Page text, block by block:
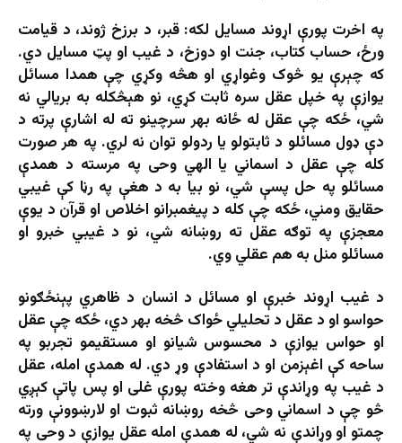
په اخرت پورې اړوند مسایل لکه: قبر، د برزخ ژوند، د قیامت
ورځ، حساب کتاب، جنت او دوزخ، د غیب او پټ مسایل دي.
که چېرې یو څوک وغواړي او هڅه وکړي چې همدا مسائل
یوازې په خپل عقل سره ثابت کړي، نو هېڅکله به بریالي نه
شي، ځکه چې عقل له ځانه بهر سرچینو ته له اشارې پرته د
دې ډول مسائلو د ثابتولو یا ردولو توان نه لري. په هر صورت
کله چې عقل د اسماني یا الهي وحی په مرسته د همدې
مسائلو په حل پسې شي، نو بیا به د هغې په رڼا کې غیبي
حقایق ومني، ځکه چې کله د پیغمبرانو اخلاص او قرآن د یوې
معجزې په توګه عقل ته روښانه شي، نو د غیبي خبرو او
مسائلو منل به هم عقلي وي.
د غیب اړوند خبرې او مسائل د انسان د ظاهري پېنځګونو
حواسو او د عقل د تحلیلي ځواک څخه بهر دي، ځکه چې عقل
او حواس یوازې د محسوس شیانو او مستقیمو تجربو په
ساحه کې اغېزمن او د استفادې وړ دي. له همدې امله، عقل
د غیب په وړاندې تر هغه وخته پورې غلی او پس پاتې کېږي
څو چې د اسماني وحی څخه روښانه ثبوت او لارښوونې ورته
چمتو او وړاندې نه شي، له همدې امله عقل یوازې د وحی په